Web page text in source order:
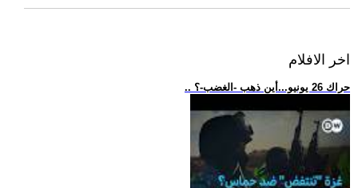
اخر الافلام
.. حراك 26 يونيو...أين ذهب -الغضب-؟